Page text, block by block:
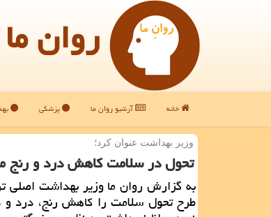
روان ما
خانه آرشیو روان ما پزشکی
وزیر بهداشت عنوان كرد؛
تحول در سلامت كاهش درد و رنج
به گزارش روان ما وزیر بهداشت اصلی
طرح تحول سلامت را كاهش رنج، درد و